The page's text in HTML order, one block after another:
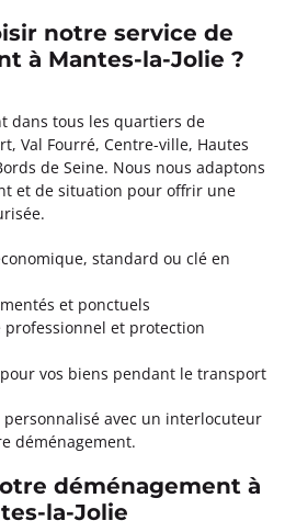
notre service de
à Mantes-la-Jolie ?
dans tous les quartiers de
Val Fourré, Centre-ville, Hautes
de Seine. Nous nous adaptons
et de situation pour offrir une
standard ou clé en
et ponctuels
professionnel et protection
vos biens pendant le transport
personnalisé avec un interlocuteur
déménagement.
déménagement à
la-Jolie